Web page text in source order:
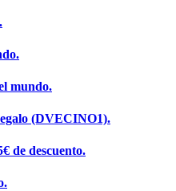
mundo.
(DVECINO1).
de descuento.